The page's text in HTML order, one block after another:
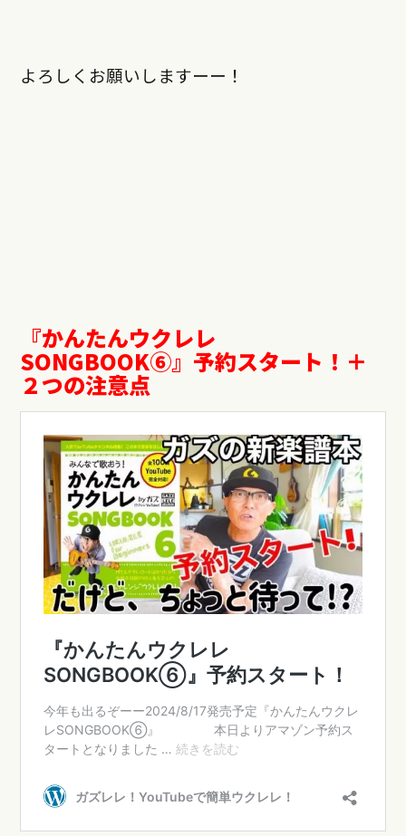
よろしくお願いしますーー！
『かんたんウクレレ
SONGBOOK⑥』予約スタート！＋
２つの注意点